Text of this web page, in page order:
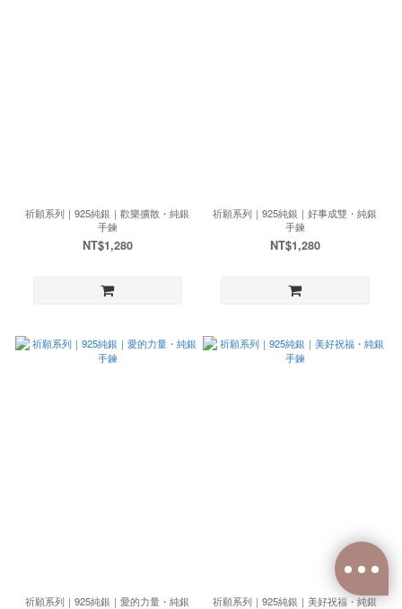
祈願系列｜925純銀｜歡樂擴散・純銀
手鍊
NT$1,280
祈願系列｜925純銀｜好事成雙・純銀
手鍊
NT$1,280
祈願系列｜925純銀｜愛的力量・純銀
祈願系列｜925純銀｜美好祝福・純銀